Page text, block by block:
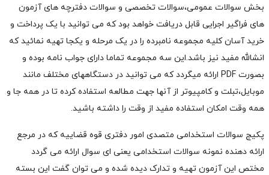
بخش سوالات عمومی،سوالات تخصصی و سوالات دفترچه های آزمون
های فراگیر اجرایی قابل دریافت خواهد بود که می توانید با یک پرداخت و
خرید آسان کلیه مجموعه نامبرده را در یک مرحله و یکجا تهیه نمائید که
انشالله مفید نیز باشد.این سه مجموعه تماما دارای جواب نامه بوده و
بصورت PDF ارائه میگردد که می توانید در دستگاههای مختلف مانند
موبایل،تبلت و کامپیوتر از آنها جهت مطالعه استفاده کرده تا در همه جا و
همه وقت امکان استفاده مفید از وقت را داشته باشید.
پکیج سوالات استخدامی متصدی امور دفتری قوه قضاییه که در مرجع
ارائه دهنده نمونه سوالات استخدامی یعنی ای سوال ارائه می گردد
مختص این آزمون تهیه و تدارک دیده شده و می توان گفت این بسته